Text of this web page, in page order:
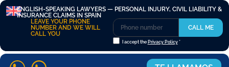
ENGLISH-SPEAKING LAWYERS — PERSONAL INJURY, CIVIL LIABILITY &
INSURANCE CLAIMS IN SPAIN
LEAVE YOUR PHONE
NUMBER AND WE WILL
CALL YOU
I accept the Privacy Policy*
CALL ME